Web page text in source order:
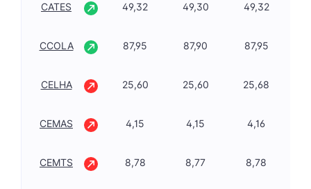
CATES 49,32 49,30 49,32
CCOLA 87,95 87,90 87,95
CELHA 25,60 25,60 25,68
CEMAS 4,15 4,15 4,16
CEMTS 8,78 8,77 8,78